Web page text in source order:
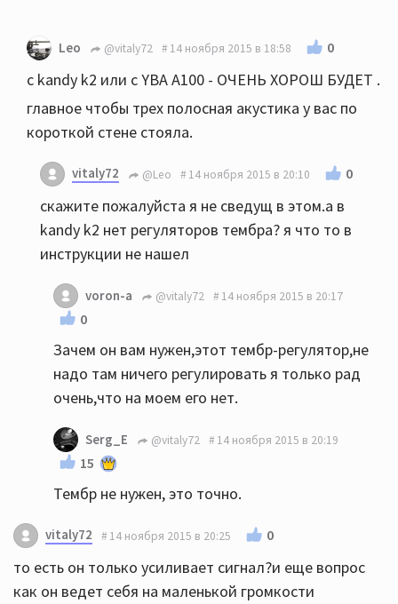
Leo @vitaly72 14 ноября 2015 в 18:58 0
c kandy k2 или c YBA A100 - ОЧЕНЬ ХОРОШ БУДЕТ .
главное чтобы трех полосная акустика у вас по
короткой стене стояла.
vitaly72 @Leo 14 ноября 2015 в 20:10 0
скажите пожалуйста я не сведущ в этом.а в
kandy k2 нет регуляторов тембра? я что то в
инструкции не нашел
voron-a @vitaly72 14 ноября 2015 в 20:17
0
Зачем он вам нужен,этот тембр-регулятор,не
надо там ничего регулировать я только рад
очень,что на моем его нет.
Serg_E @vitaly72 14 ноября 2015 в 20:19
15
Тембр не нужен, это точно.
vitaly72 14 ноября 2015 в 20:25 0
то есть он только усиливает сигнал?и еще вопрос
как он ведет себя на маленькой громкости